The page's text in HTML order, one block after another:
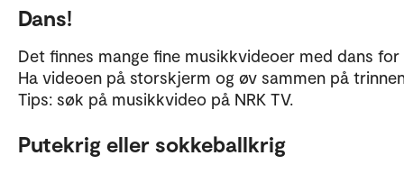
Dans!
Det finnes mange fine musikkvideoer med dans for
Ha videoen på storskjerm og øv sammen på
Tips: søk på musikkvideo på NRK TV.
Putekrig eller sokkeballkrig